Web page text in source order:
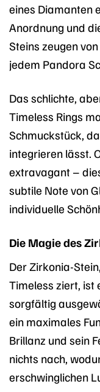
eines Diamanten
Anordnung und
Steins zeugen
jedem Pandora
Das schlichte,
Timeless Rings
Schmuckstück,
integrieren lässt.
extravagant –
subtile Note von
individuelle
Die Magie des
Der Zirkonia-
Timeless ziert, ist
sorgfältig
ein maximales
Brillanz und sein
nichts nach,
erschwinglichen